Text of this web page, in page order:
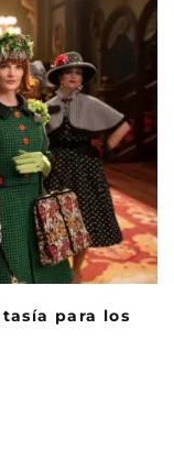
para los